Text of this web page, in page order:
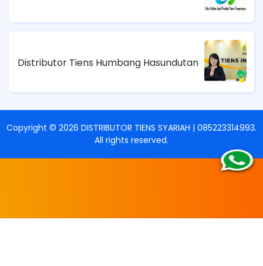
Distributor Tiens Humbang Hasundutan
Copyright © 2026 DISTRIBUTOR TIENS SYARIAH | 085223314993.
All rights reserved.